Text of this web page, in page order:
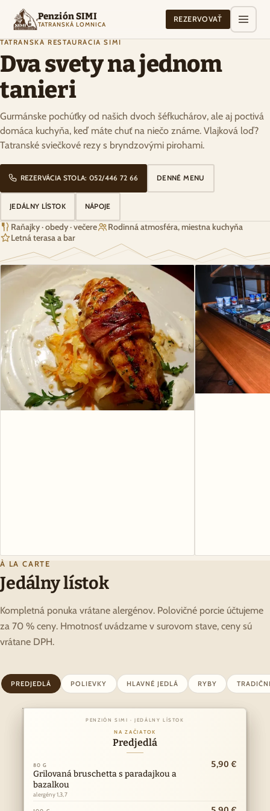
Penzión SIMI
TATRANSKÁ LOMNICA
REZERVOVAŤ
TATRANSKÁ REŠTAURÁCIA SIMI
Dva svety na jednom
tanieri
Gurmánske pochúťky od našich dvoch šéfkuchárov, ale aj poctivá
domáca kuchyňa, keď máte chuť na niečo známe. Vlajková loď?
Tatranské sviečkové rezy s bryndzovými pirohami.
REZERVÁCIA STOLA: 052/446 72 66 DENNÉ MENU
JEDÁLNY LÍSTOK NÁPOJE
Raňajky · obedy · večere
Rodinná atmosféra, miestna kuchyňa
Letná terasa a bar
À LA CARTE
Jedálny lístok
Kompletná ponuka vrátane alergénov. Polovičné porcie účtujeme
za 70 % ceny. Hmotnosť uvádzame v surovom stave, ceny sú
vrátane DPH.
PREDJEDLÁ POLIEVKY HLAVNÉ JEDLÁ RYBY
PENZIÓN SIMI · JEDÁLNY LÍSTOK
NA ZAČIATOK
Predjedlá
80 G
Grilovaná bruschetta s paradajkou a
bazalkou
5,90 €
alergény 1,3,7
PENZIÓN SIMI · JEDÁLNY LÍSTOK
Z NAŠEJ KUCHYNE
Hlavné jedlá
150 G
Vyprážaný bravčový alebo kurací rezeň
10,90 €
alergény 1,3,7
150 G
Kurací steak